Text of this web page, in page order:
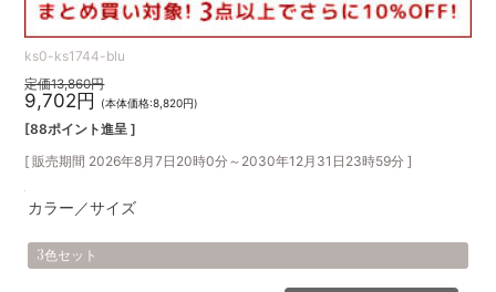
ks0-ks1744-blu
定価13,860円
9,702円 (本体価格:8,820円)
[88ポイント進呈 ]
[ 販売期間 2026年8月7日20時0分～ 2030年12月31日23時59分 ]
カラー／サイズ
3色セット